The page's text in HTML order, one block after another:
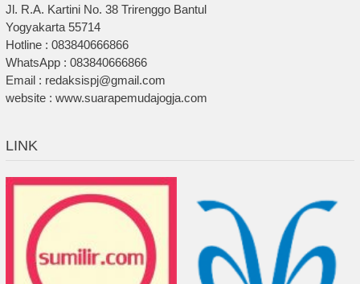
Jl. R.A. Kartini No. 38 Trirenggo Bantul
Yogyakarta 55714
Hotline : 083840666866
WhatsApp : 083840666866
Email : redaksispj@gmail.com
website : www.suarapemudajogja.com
LINK